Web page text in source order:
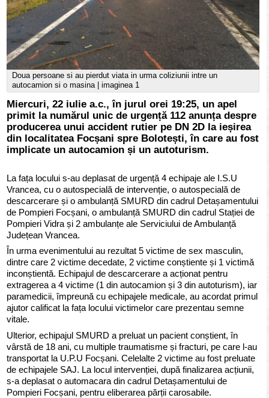
Doua persoane si au pierdut viata in urma coliziunii intre un
autocamion si o masina | imaginea 1
Miercuri, 22 iulie a.c., în jurul orei 19:25, un apel
primit la numărul unic de urgență 112 anunța despre
producerea unui accident rutier pe DN 2D la ieșirea
din localitatea Focșani spre Bolotești, în care au fost
implicate un autocamion și un autoturism.
La fața locului s-au deplasat de urgență 4 echipaje ale I.S.U
Vrancea, cu o autospecială de intervenție, o autospecială de
descarcerare și o ambulanță SMURD din cadrul Detașamentului
de Pompieri Focșani, o ambulanță SMURD din cadrul Stației de
Pompieri Vidra și 2 ambulanțe ale Serviciului de Ambulanță
Județean Vrancea.
În urma evenimentului au rezultat 5 victime de sex masculin,
dintre care 2 victime decedate, 2 victime conștiente și 1 victimă
inconștientă. Echipajul de descarcerare a acționat pentru
extragerea a 4 victime (1 din autocamion și 3 din autoturism), iar
paramedicii, împreună cu echipajele medicale, au acordat primul
ajutor calificat la fața locului victimelor care prezentau semne
vitale.
Ulterior, echipajul SMURD a preluat un pacient conștient, în
vârstă de 18 ani, cu multiple traumatisme și fracturi, pe care l-au
transportat la U.P.U Focșani. Celelalte 2 victime au fost preluate
de echipajele SAJ. La locul intervenției, după finalizarea acțiunii,
s-a deplasat o automacara din cadrul Detașamentului de
Pompieri Focșani, pentru eliberarea părții carosabile.